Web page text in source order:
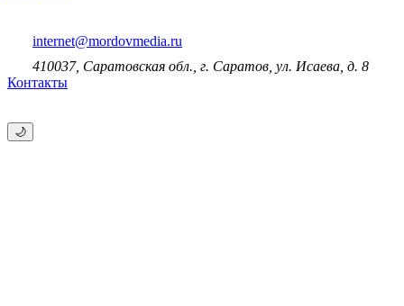
internet@mordovmedia.ru
410037, Саратовская обл., г. Саратов, ул. Исаева, д. 8
Контакты
🌙